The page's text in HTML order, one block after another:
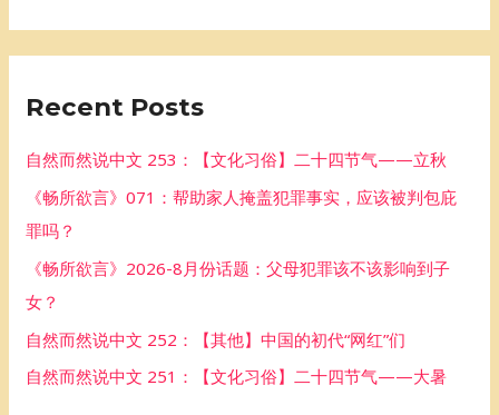
c
f
r
Recent Posts
自然而然说中文 253：【文化习俗】二十四节气——立秋
《畅所欲言》071：帮助家人掩盖犯罪事实，应该被判包庇
罪吗？
《畅所欲言》2026-8月份话题：父母犯罪该不该影响到子
女？
自然而然说中文 252：【其他】中国的初代“网红”们
自然而然说中文 251：【文化习俗】二十四节气——大暑